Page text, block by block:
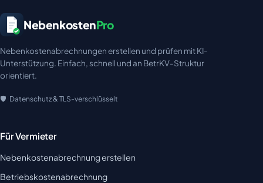
NebenkostenPro
Nebenkostenabrechnungen erstellen und prüfen mit KI-
Unterstützung. Einfach, schnell und an BetrKV-Struktur
orientiert.
Datenschutz & TLS-verschlüsselt
Für Vermieter
Nebenkostenabrechnung erstellen
Betriebskostenabrechnung